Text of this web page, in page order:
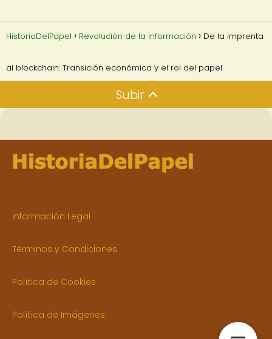
HistoriaDelPapel Revolución de la Información De la imprenta
al blockchain: Transición económica y el rol del papel
Subir
Información Legal
Términos y Condiciones
Política de Cookies
Política de Imágenes